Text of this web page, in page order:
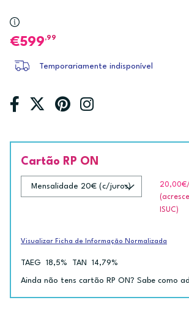
599,99
Temporariamente indisponível
Cartão RP ON
20,00€
ISUC)
Visualizar Ficha de Informação Normalizada
TAEG 18,5% TAN 14,79%
Ainda não tens cartão RP ON? Sabe como